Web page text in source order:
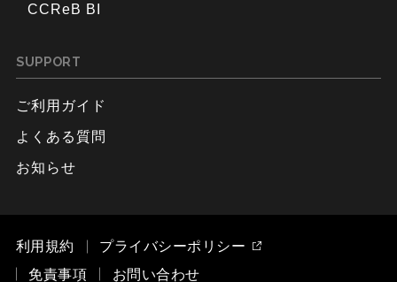
CCReB BI
SUPPORT
ご利用ガイド
よくある質問
お知らせ
利用規約
プライバシーポリシー
免責事項
お問い合わせ